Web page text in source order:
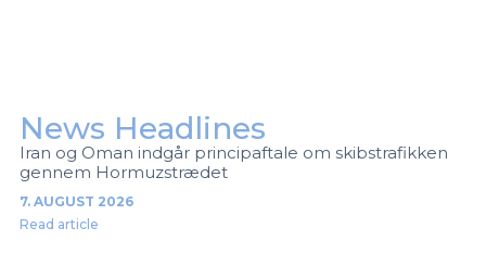
News Headlines
Iran og Oman indgår principaftale om skibstrafikken
gennem Hormuzstrædet
7. AUGUST 2026
Read article